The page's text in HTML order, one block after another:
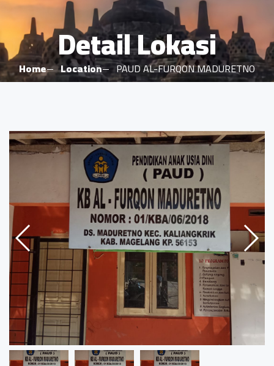
Detail Lokasi
Home Location PAUD AL-FURQON MADURETNO